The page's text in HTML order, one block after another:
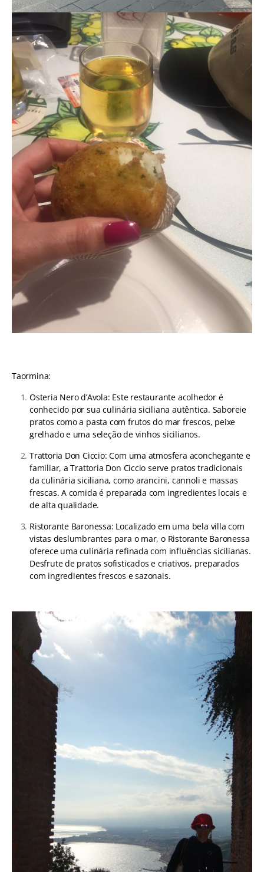
Taormina:
Osteria Nero d’Avola: Este restaurante acolhedor é
conhecido por sua culinária siciliana autêntica. Saboreie
pratos como a pasta com frutos do mar frescos, peixe
grelhado e uma seleção de vinhos sicilianos.
Trattoria Don Ciccio: Com uma atmosfera aconchegante e
familiar, a Trattoria Don Ciccio serve pratos tradicionais
da culinária siciliana, como arancini, cannoli e massas
frescas. A comida é preparada com ingredientes locais e
de alta qualidade.
Ristorante Baronessa: Localizado em uma bela villa com
vistas deslumbrantes para o mar, o Ristorante Baronessa
oferece uma culinária refinada com influências sicilianas.
Desfrute de pratos sofisticados e criativos, preparados
com ingredientes frescos e sazonais.